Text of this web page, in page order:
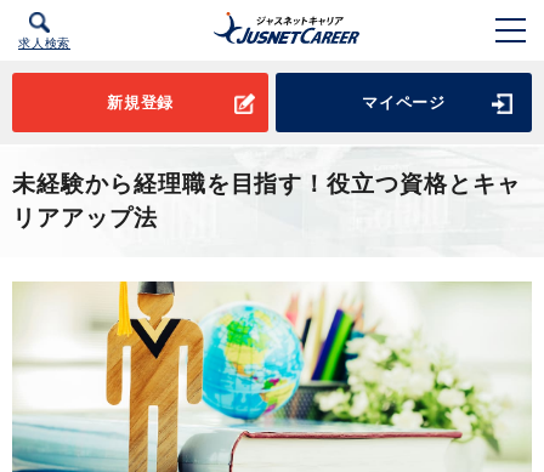
求人検索
新規登録 マイページ
未経験から経理職を目指す！役立つ資格とキャ
リアアップ法